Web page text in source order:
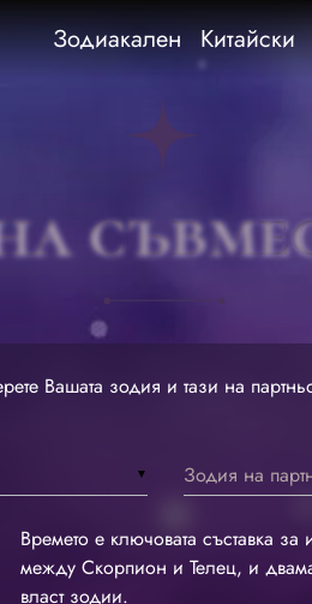
Зодиакален Китайски
Вашата зодия и тази на
▼ Зодия на
Времето е ключовата съставка
между Скорпион и Телец, и
власт зодии.